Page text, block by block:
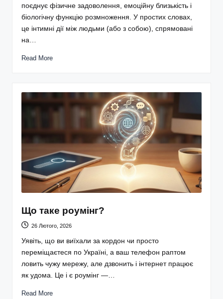
поєднує фізичне задоволення, емоційну близькість і
біологічну функцію розмноження. У простих словах,
це інтимні дії між людьми (або з собою), спрямовані
на…
Read More
Що таке роумінг?
26 Лютого, 2026
Уявіть, що ви виїхали за кордон чи просто
переміщаєтеся по Україні, а ваш телефон раптом
ловить чужу мережу, але дзвонить і інтернет працює
як удома. Це і є роумінг —…
Read More